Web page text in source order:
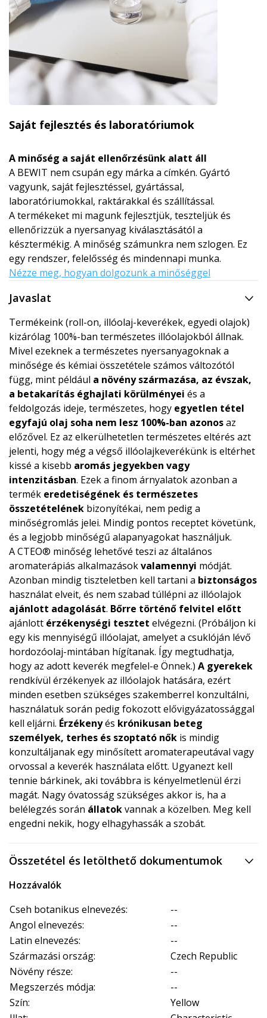
Saját fejlesztés és laboratóriumok
A minőség a saját ellenőrzésünk alatt áll
A BEWIT nem csupán egy márka a címkén. Gyártó
vagyunk, saját fejlesztéssel, gyártással,
laboratóriumokkal, raktárakkal és szállítással.
A termékeket mi magunk fejlesztjük, teszteljük és
ellenőrizzük a nyersanyag kiválasztásától a
késztermékig. A minőség számunkra nem szlogen. Ez
egy rendszer, felelősség és mindennapi munka.
Nézze meg, hogyan dolgozunk a minőséggel
Javaslat
Termékeink (roll-on, illóolaj-keverékek, egyedi olajok)
kizárólag 100%-ban természetes illóolajokból állnak.
Mivel ezeknek a természetes nyersanyagoknak a
minősége és kémiai összetétele számos változótól
függ, mint például a növény származása, az évszak,
a betakarítás éghajlati körülményei és a
feldolgozás ideje, természetes, hogy egyetlen tétel
egyfajú olaj soha nem lesz 100%-ban azonosaz
előzővel. Ez az elkerülhetetlen természetes eltérés azt
jelenti, hogy még a végső illóolajkeverékünk is eltérhet
kissé a kisebb aromás jegyekben vagy
intenzitásban. Ezek a finom árnyalatok azonban a
termék eredetiségének és természetes
összetételének bizonyítékai, nem pedig a
minőségromlás jelei. Mindig pontos receptet követünk,
és a legjobb minőségű alapanyagokat használjuk.
A CTEO® minőség lehetővé teszi az általános
aromaterápiás alkalmazásokvalamennyi módját.
Azonban mindig tiszteletben kell tartani a biztonságos
használat elveit, és nem szabad túllépni az illóolajok
ajánlott adagolását. Bőrre történő felvitel előtt
ajánlott érzékenységi tesztet elvégezni. (Próbáljon ki
egy kis mennyiségű illóolajat, amelyet a csuklóján lévő
hordozóolaj-mintában hígítanak. Így megtudhatja,
hogy az adott keverék megfelel-e Önnek.) A gyerekek
rendkívül érzékenyek az illóolajok hatására, ezért
minden esetben szükséges szakemberrel konzultálni,
használatuk során pedig fokozott elővigyázatossággal
kell eljárni. Érzékenyés krónikusan beteg
személyek, terhes és szoptató nők is mindig
konzultáljanak egy minősített aromaterapeutával vagy
orvossal a keverék használata előtt. Ugyanezt kell
tennie bárkinek, aki továbbra is kényelmetlenül érzi
magát. Nagy óvatosság szükséges akkor is, ha a
belélegzés során állatokvannak a közelben. Meg kell
engedni nekik, hogy elhagyhassák a szobát.
Összetétel és letölthető dokumentumok
Hozzávalók
Cseh botanikus elnevezés:
--
Angol elnevezés:
--
Latin elnevezés:
--
Származási ország:
Czech Republic
Növény része:
--
Megszerzés módja:
--
Szín:
Yellow